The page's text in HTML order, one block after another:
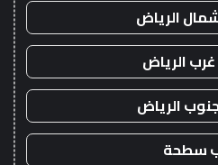
الرياض
الرياض
الرياض
سطحة